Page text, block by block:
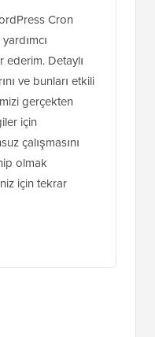
Cron
Detaylı
ve bunları etkili
gerçekten
için
çalışmasını
olmak
için tekrar